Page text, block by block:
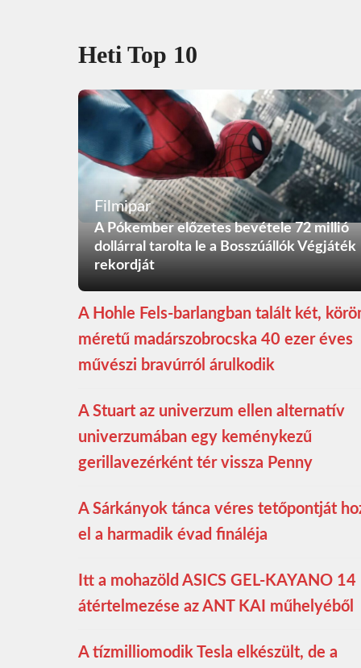
Heti Top 10
Filmipar
A Pókember előzetes bevétele 72 millió
dollárral tarolta le a Bosszúállók Végjáték
rekordját
A Hohle Fels-barlangban talált két,
méretű madárszobrocska 40 ezer éves
művészi bravúrról árulkodik
A Stuart az univerzum ellen alternatív
univerzumában egy keménykezű
gerillavezérként tér vissza Penny
A Sárkányok tánca véres tetőpontját
el a harmadik évad fináléja
Itt a mohazöld ASICS GEL-KAYANO 14
átértelmezése az ANT KAI műhelyéből
A tízmilliomodik Tesla elkészült, de a